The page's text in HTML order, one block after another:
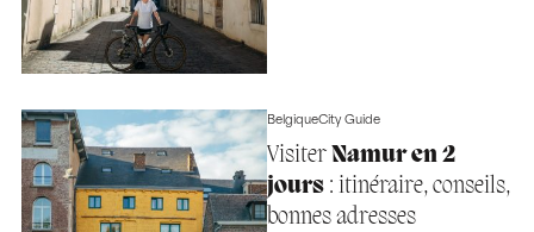
BelgiqueCity Guide
Visiter Namur en 2
jours: itinéraire, conseils,
bonnes adresses